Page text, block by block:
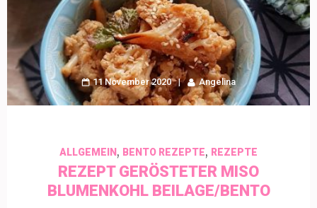
11 November 2020 Angelina
ALLGEMEIN , BENTO REZEPTE, REZEPTE
REZEPT GERÖSTETER MISO
BLUMENKOHL BEILAGE/BENTO